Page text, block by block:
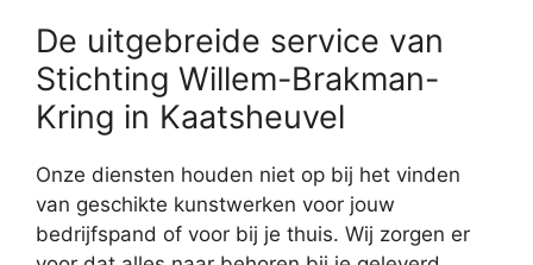
De uitgebreide service van
Stichting Willem-Brakman-
Kring in Kaatsheuvel
Onze diensten houden niet op bij het vinden
van geschikte kunstwerken voor jouw
bedrijfspand of voor bij je thuis. Wij zorgen er